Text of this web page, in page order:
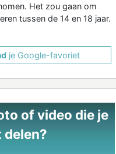
Het zou gaan om
tussen de 14 en 18 jaar.
je Google-favoriet
of video die je
delen?